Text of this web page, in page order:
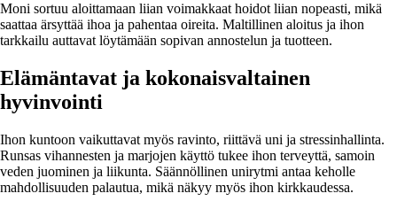
Moni sortuu aloittamaan liian voimakkaat hoidot liian nopeasti, mikä
saattaa ärsyttää ihoa ja pahentaa oireita. Maltillinen aloitus ja ihon
tarkkailu auttavat löytämään sopivan annostelun ja tuotteen.
Elämäntavat ja kokonaisvaltainen
hyvinvointi
Ihon kuntoon vaikuttavat myös ravinto, riittävä uni ja stressinhallinta.
Runsas vihannesten ja marjojen käyttö tukee ihon terveyttä, samoin
veden juominen ja liikunta. Säännöllinen unirytmi antaa keholle
mahdollisuuden palautua, mikä näkyy myös ihon kirkkaudessa.​